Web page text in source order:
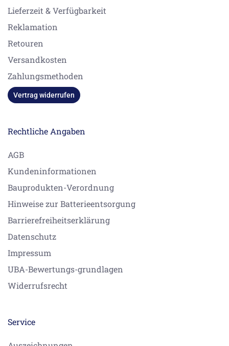
Lieferzeit & Verfügbarkeit
Reklamation
Retouren
Versandkosten
Zahlungsmethoden
Vertrag widerrufen
Rechtliche Angaben
AGB
Kundeninformationen
Bauprodukten-Verordnung
Hinweise zur Batterieentsorgung
Barrierefreiheitserklärung
Datenschutz
Impressum
UBA-Bewertungs-grundlagen
Widerrufsrecht
Service